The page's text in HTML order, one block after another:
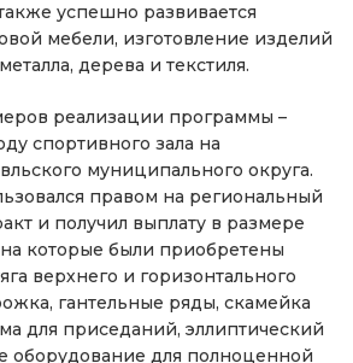
успешно развивается
мебели, изготовление изделий
дерева и текстиля.
реализации программы –
спортивного зала на
муниципального округа.
правом на региональный
и получил выплату в размере
которые были приобретены
верхнего и горизонтального
гантельные ряды, скамейка
для приседаний, эллиптический
оборудование для полноценной